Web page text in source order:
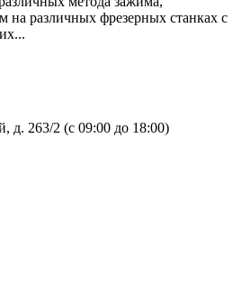
на различных фрезерных станках с
д. 263/2 (c 09:00 до 18:00)